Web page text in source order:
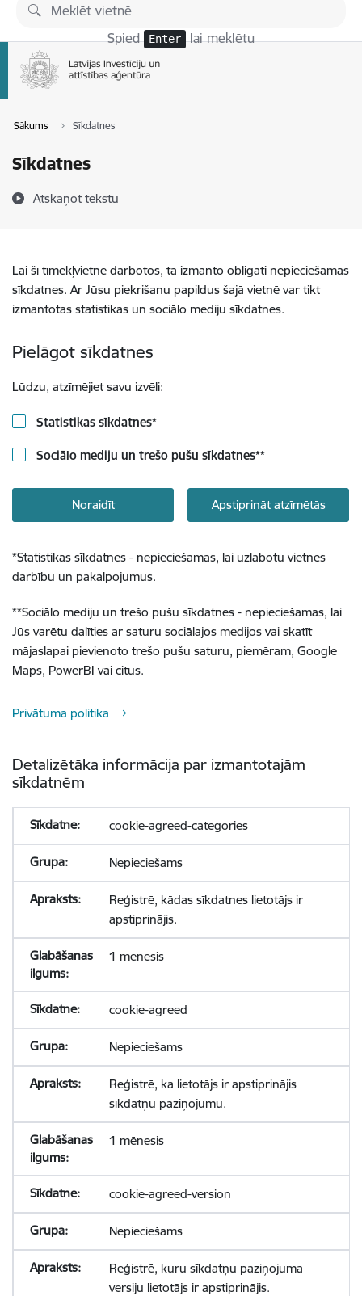
Pāriet uz lapas saturu
Spied Enter lai meklētu
Sākums Sīkdatnes
Sīkdatnes
Atskaņot tekstu
Lai šī tīmekļvietne darbotos, tā izmanto obligāti nepieciešamās
sīkdatnes. Ar Jūsu piekrišanu papildus šajā vietnē var tikt
izmantotas statistikas un sociālo mediju sīkdatnes.
Pielāgot sīkdatnes
Lūdzu, atzīmējiet savu izvēli:
Statistikas sīkdatnes*
Sociālo mediju un trešo pušu sīkdatnes**
Noraidīt Apstiprināt atzīmētās
*Statistikas sīkdatnes - nepieciešamas, lai uzlabotu vietnes
darbību un pakalpojumus.
**Sociālo mediju un trešo pušu sīkdatnes - nepieciešamas, lai
Jūs varētu dalīties ar saturu sociālajos medijos vai skatīt
mājaslapai pievienoto trešo pušu saturu, piemēram, Google
Maps, PowerBI vai citus.
Privātuma politika
Detalizētāka informācija par izmantotajām
sīkdatnēm
cookie-agreed-categories
Nepieciešams
Reģistrē, kādas sīkdatnes lietotājs ir
apstiprinājis.
1 mēnesis
cookie-agreed
Nepieciešams
Reģistrē, ka lietotājs ir apstiprinājis
sīkdatņu paziņojumu.
1 mēnesis
cookie-agreed-version
Nepieciešams
Reģistrē, kuru sīkdatņu paziņojuma
versiju lietotājs ir apstiprinājis.